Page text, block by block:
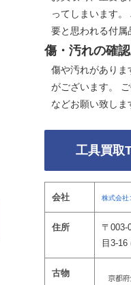
ってしまいます
要と思われる付属
傷・汚れの確認
傷や汚れがありま
がございます。
などお願い致しま
工具買取
会社 株式会社
住所
〒003-
目3-16
古物